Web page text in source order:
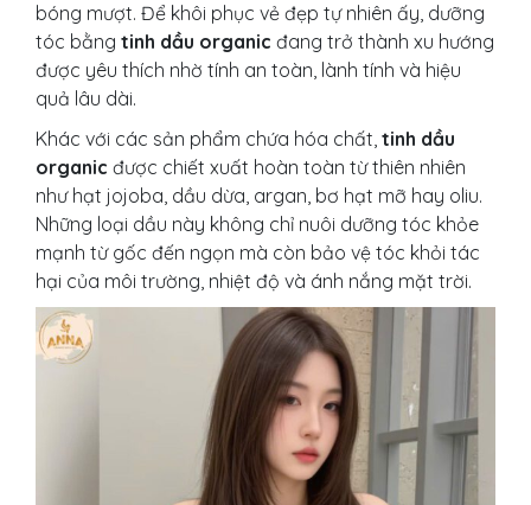
bóng mượt. Để khôi phục vẻ đẹp tự nhiên ấy, dưỡng
tóc bằng tinh dầu organic đang trở thành xu hướng
được yêu thích nhờ tính an toàn, lành tính và hiệu
quả lâu dài.
Khác với các sản phẩm chứa hóa chất, tinh dầu
organic được chiết xuất hoàn toàn từ thiên nhiên
như hạt jojoba, dầu dừa, argan, bơ hạt mỡ hay oliu.
Những loại dầu này không chỉ nuôi dưỡng tóc khỏe
mạnh từ gốc đến ngọn mà còn bảo vệ tóc khỏi tác
hại của môi trường, nhiệt độ và ánh nắng mặt trời.